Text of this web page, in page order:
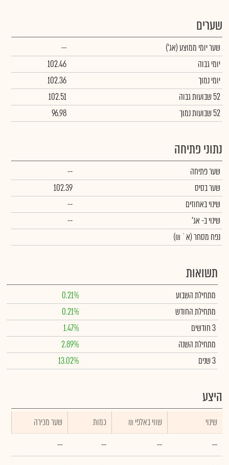
שערים
שער יומי ממוצע(אג')
--
יומי גבוה
102.46
יומי נמוך
102.36
52 שבועות גבוה
102.51
52 שבועות נמוך
96.98
נתוני פתיחה
שער פתיחה
--
שער בסיס
102.39
שינוי באחוזים
--
שינויב- אג'
--
נפח מסחר(א` ₪)
תשואות
מתחילת השבוע
0.21%
מתחילת החודש
0.21%
3 חודשים
1.47%
מתחילת השנה
2.89%
3 שנים
13.02%
היצע
שינוי ₪ שווי באלפי כמות
שער מכירה
--
--
--
--